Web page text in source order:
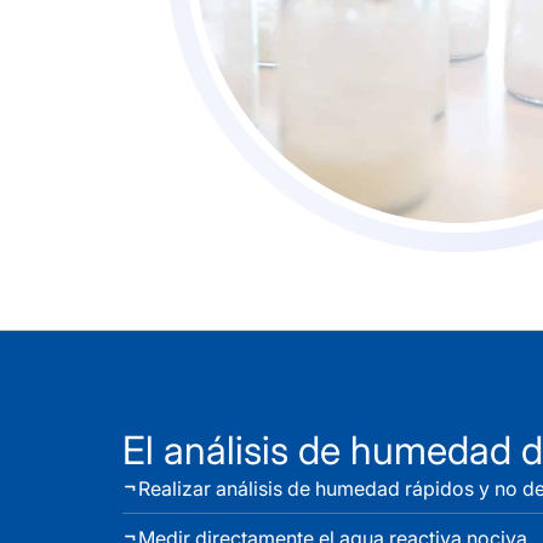
El análisis de humedad
Realizar análisis de humedad rápidos y no
Medir directamente el agua reactiva nociva